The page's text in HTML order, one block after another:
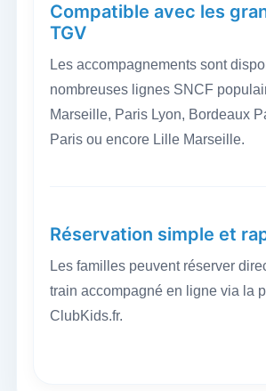
Compatible avec les
TGV
Les accompagnements sont
nombreuses lignes SNCF
Marseille, Paris Lyon, Bordeaux
Paris ou encore Lille Marseille.
Réservation simple et
Les familles peuvent réserver
train accompagné en ligne via la
ClubKids.fr.